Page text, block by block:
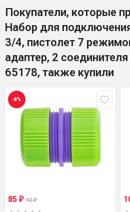
Покупатели, которые
Набор для
3/4, пистолет 7
адаптер, 2
65178, также купили
-8%
85 ₽ 92₽